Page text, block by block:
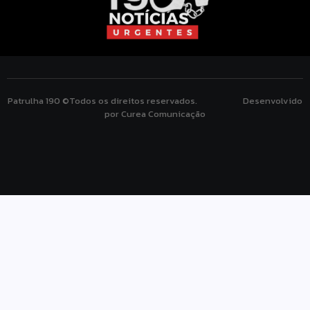
Patrulha 190 ©Todos os direitos reservados. Desenvolvido
por Curea Comunicação